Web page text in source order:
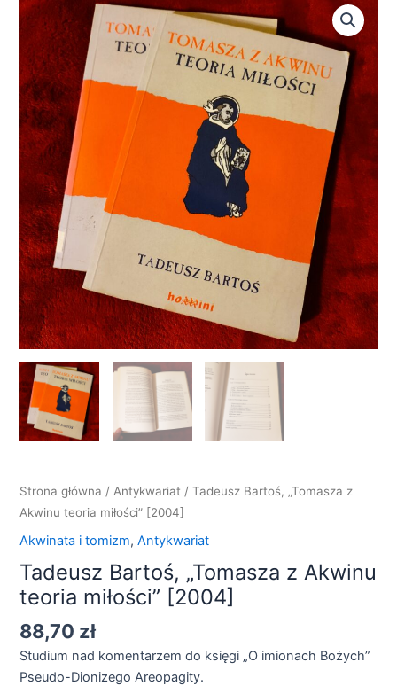
Strona główna / Antykwariat / Tadeusz Bartoś, „Tomasza z
Akwinu teoria miłości” [2004]
Akwinata i tomizm,Antykwariat
Tadeusz Bartoś, „Tomasza z Akwinu
teoria miłości” [2004]
88,70 zł
Studium nad komentarzem do księgi „O imionach Bożych”
Pseudo-Dionizego Areopagity.
Tadeusz
Bartoś,
"Tomasza
z
Akwinu
teoria
miłości"
[2004]